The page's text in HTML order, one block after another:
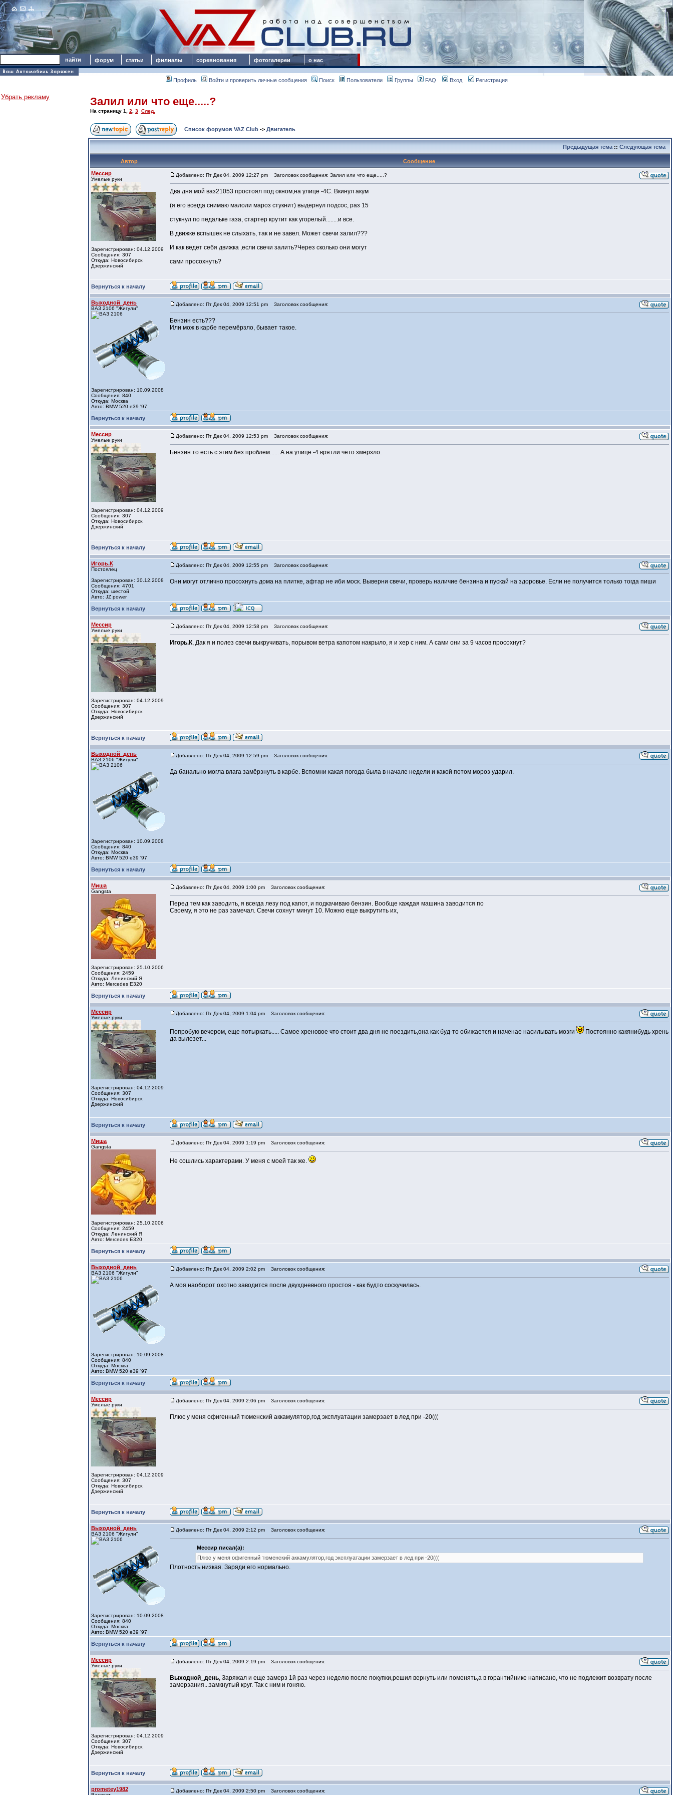
форум статьи филиалы соревнования фотогалереи о нас
Профиль Войти и проверить личные сообщения Поиск Пользователи Группы FAQ Вход Регистрация
Убрать рекламу Залил или что еще.....?
На страницу 1 2 3 След.
Список форумов VAZ Club -> Двигатель
Предыдущая тема :: Следующая тема
Автор
Сообщение
Мессир
Умелые руки
Зарегистрирован: 04.12.2009
Сообщения: 307
Откуда: Новосибирск.
Дзержинский
Добавлено: Пт Дек 04, 2009 12:27 pm Заголовок сообщения: Залил или что еще.....?
Два дня мой ваз21053 простоял под окном,на улице -4С. Вкинул акум
(я его всегда снимаю малоли мароз стукнит) выдернул подсос, раз 15
стукнул по педальке газа, стартер крутит как угорелый........и все.
В движке вспышек не слыхать, так и не завел. Может свечи залил???
И как ведет себя движка ,если свечи залить?Через сколько они могут
сами просохнуть?
Вернуться к началу
Выходной_день
ВАЗ 2106 "Жигули"
Зарегистрирован: 10.09.2008
Сообщения: 840
Откуда: Москва
Авто: BMW 520 e39 '97
Добавлено: Пт Дек 04, 2009 12:51 pm Заголовок сообщения:
Бензин есть???
Или мож в карбе перемёрзло, бывает такое.
Вернуться к началу
Мессир
Умелые руки
Зарегистрирован: 04.12.2009
Сообщения: 307
Откуда: Новосибирск.
Дзержинский
Добавлено: Пт Дек 04, 2009 12:53 pm Заголовок сообщения:
Бензин то есть с этим без проблем...... А на улице -4 врятли чето змерзло.
Вернуться к началу
Игорь.К
Постоялец
Зарегистрирован: 30.12.2008
Сообщения: 4701
Откуда: шестой
Авто: JZ power
Добавлено: Пт Дек 04, 2009 12:55 pm Заголовок сообщения:
Они могут отлично просохнуть дома на плитке, афтар не иби моск. Выверни свечи, проверь наличие бензина и пускай на здоровье. Если не получится только тогда пиши
Вернуться к началу
Мессир
Умелые руки
Зарегистрирован: 04.12.2009
Сообщения: 307
Откуда: Новосибирск.
Дзержинский
Добавлено: Пт Дек 04, 2009 12:58 pm Заголовок сообщения:
Игорь.К, Дак я и полез свечи выкручивать, порывом ветра капотом накрыло, я и хер с ним. А сами они за 9 часов просохнут?
Вернуться к началу
Выходной_день
ВАЗ 2106 "Жигули"
Зарегистрирован: 10.09.2008
Сообщения: 840
Откуда: Москва
Авто: BMW 520 e39 '97
Добавлено: Пт Дек 04, 2009 12:59 pm Заголовок сообщения:
Да банально могла влага замёрзнуть в карбе. Вспомни какая погода была в начале недели и какой потом мороз ударил.
Вернуться к началу
Миша
Gangsta
Зарегистрирован: 25.10.2006
Сообщения: 2459
Откуда: Ленинский Я
Авто: Mercedes E320
Добавлено: Пт Дек 04, 2009 1:00 pm Заголовок сообщения:
Перед тем как заводить, я всегда лезу под капот, и подкачиваю бензин. Вообще каждая машина заводится по
Своему, я это не раз замечал. Свечи сохнут минут 10. Можно еще выкрутить их,
Вернуться к началу
Мессир
Умелые руки
Зарегистрирован: 04.12.2009
Сообщения: 307
Откуда: Новосибирск.
Дзержинский
Добавлено: Пт Дек 04, 2009 1:04 pm Заголовок сообщения:
Попробую вечером, еще потыркать..... Самое хреновое что стоит два дня не поездить,она как буд-то обижается и наченае насилывать мозги
Постоянно какянибудь хрень
да вылезет...
Вернуться к началу
Миша
Gangsta
Зарегистрирован: 25.10.2006
Сообщения: 2459
Откуда: Ленинский Я
Авто: Mercedes E320
Добавлено: Пт Дек 04, 2009 1:19 pm Заголовок сообщения:
Не сошлись характерами. У меня с моей так же.
Вернуться к началу
Выходной_день
ВАЗ 2106 "Жигули"
Зарегистрирован: 10.09.2008
Сообщения: 840
Откуда: Москва
Авто: BMW 520 e39 '97
Добавлено: Пт Дек 04, 2009 2:02 pm Заголовок сообщения:
А моя наоборот охотно заводится после двухдневного простоя - как будто соскучилась.
Вернуться к началу
Мессир
Умелые руки
Зарегистрирован: 04.12.2009
Сообщения: 307
Откуда: Новосибирск.
Дзержинский
Добавлено: Пт Дек 04, 2009 2:06 pm Заголовок сообщения:
Плюс у меня офигенный тюменский аккамулятор,год эксплуатации замерзает в лед при -20(((
Вернуться к началу
Выходной_день
ВАЗ 2106 "Жигули"
Зарегистрирован: 10.09.2008
Сообщения: 840
Откуда: Москва
Авто: BMW 520 e39 '97
Добавлено: Пт Дек 04, 2009 2:12 pm Заголовок сообщения:
Мессир писал(а):
Плюс у меня офигенный тюменский аккамулятор,год эксплуатации замерзает в лед при -20(((
Плотность низкая. Заряди его нормально.
Вернуться к началу
Мессир
Умелые руки
Зарегистрирован: 04.12.2009
Сообщения: 307
Откуда: Новосибирск.
Дзержинский
Добавлено: Пт Дек 04, 2009 2:19 pm Заголовок сообщения:
Выходной_день, Заряжал и еще замерз 1й раз через неделю после покупки,решил вернуть или поменять,а в горантийнике написано, что не подлежит возврату после
замерзания...замкнутый круг. Так с ним и гоняю.
Вернуться к началу
prometey1982 Добавлено: Пт Дек 04, 2009 2:50 pm Заголовок сообщения: